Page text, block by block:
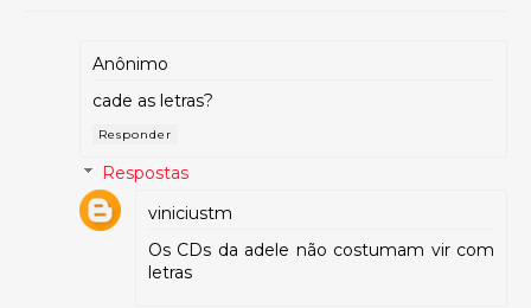
Anônimo
cade as letras?
Responder
Respostas
viniciustm
Os CDs da adele não costumam vir com
letras